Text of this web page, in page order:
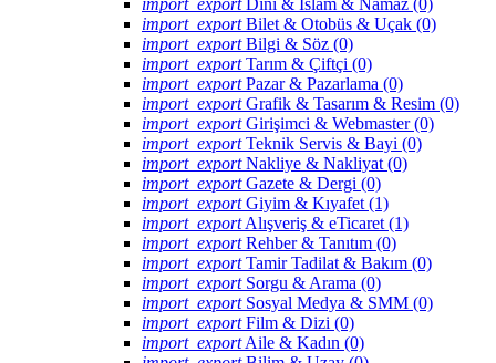
import_exportDini & İslam & Namaz (0)
import_exportBilet & Otobüs & Uçak (0)
import_exportBilgi & Söz (0)
import_exportTarım & Çiftçi (0)
import_exportPazar & Pazarlama (0)
import_exportGrafik & Tasarım & Resim (0)
import_exportGirişimci & Webmaster (0)
import_exportTeknik Servis & Bayi (0)
import_exportNakliye & Nakliyat (0)
import_exportGazete & Dergi (0)
import_exportGiyim & Kıyafet (1)
import_exportAlışveriş & eTicaret (1)
import_exportRehber & Tanıtım (0)
import_exportTamir Tadilat & Bakım (0)
import_exportSorgu & Arama (0)
import_exportSosyal Medya & SMM (0)
import_exportFilm & Dizi (0)
import_exportAile & Kadın (0)